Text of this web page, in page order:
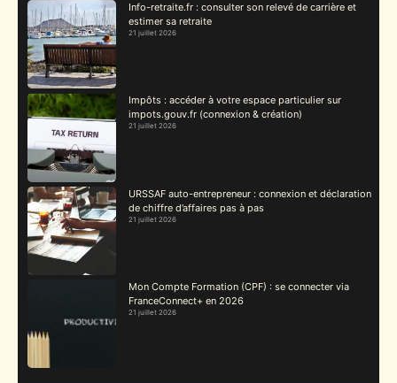
Info-retraite.fr : consulter son relevé de carrière et
estimer sa retraite
21 juillet 2026
Impôts : accéder à votre espace particulier sur
impots.gouv.fr (connexion & création)
21 juillet 2026
URSSAF auto-entrepreneur : connexion et déclaration
de chiffre d’affaires pas à pas
21 juillet 2026
Mon Compte Formation (CPF) : se connecter via
FranceConnect+ en 2026
21 juillet 2026